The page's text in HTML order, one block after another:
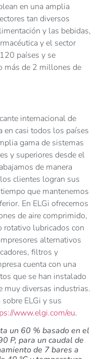
en una amplia
tan diversos
y las bebidas,
y el sector
países y se
más de 2 millones de
internacional de
en casi todos los países
gama de sistemas
y superiores desde el
de manera
clientes logran sus
que mantenemos
En ELGi ofrecemos
de aire comprimido,
rotativo lubricados con
alternativos
filtros y
cuenta con una
que se han instalado
muy diversas industrias.
ELGi y sus
www.elgi.com/eu.
un 60 % basado en el
P, para un caudal de
de 7 bares a